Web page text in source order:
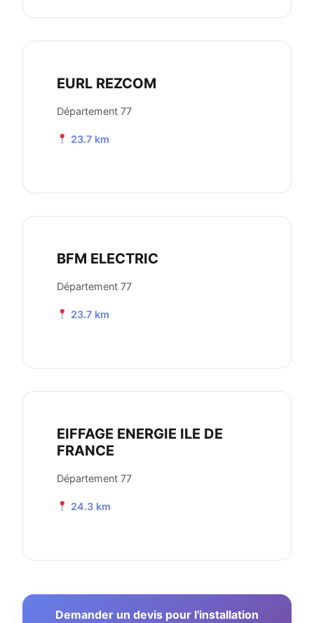
EURL REZCOM
Département 77
23.7 km
BFM ELECTRIC
Département 77
23.7 km
EIFFAGE ENERGIE ILE DE
FRANCE
Département 77
24.3 km
Demander un devis pour l'installation